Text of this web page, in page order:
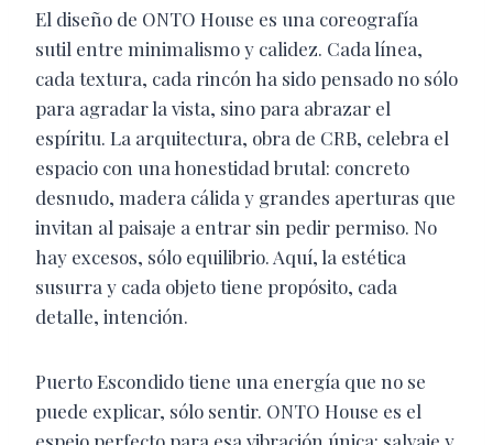
El diseño de ONTO House es una coreografía
sutil entre minimalismo y calidez. Cada línea,
cada textura, cada rincón ha sido pensado no sólo
para agradar la vista, sino para abrazar el
espíritu. La arquitectura, obra de CRB, celebra el
espacio con una honestidad brutal: concreto
desnudo, madera cálida y grandes aperturas que
invitan al paisaje a entrar sin pedir permiso. No
hay excesos, sólo equilibrio. Aquí, la estética
susurra y cada objeto tiene propósito, cada
detalle, intención.
Puerto Escondido tiene una energía que no se
puede explicar, sólo sentir. ONTO House es el